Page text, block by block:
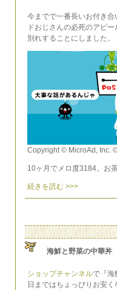
今までで一番長いお付き
ドおじさんの必死のアピ
別れすることにしました。
Copyright © MicroAd, Inc.
10ヶ月でメロ度3184。お
続きを読む >>>
海鮮と野菜の中華丼
ショップチャンネルで『海
日まではちょっぴりお安